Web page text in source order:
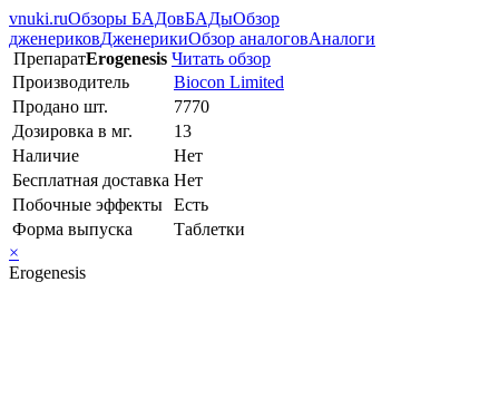
vnuki.ruОбзоры БАДовБАДыОбзор
дженериковДженерикиОбзор аналоговАналоги
ПрепаратErogenesis Читать обзор
Производитель
Biocon Limited
Продано шт.
7770
Дозировка в мг.
13
Наличие
Нет
Бесплатная доставка Нет
Побочные эффекты Есть
Форма выпуска
Таблетки
×
Erogenesis